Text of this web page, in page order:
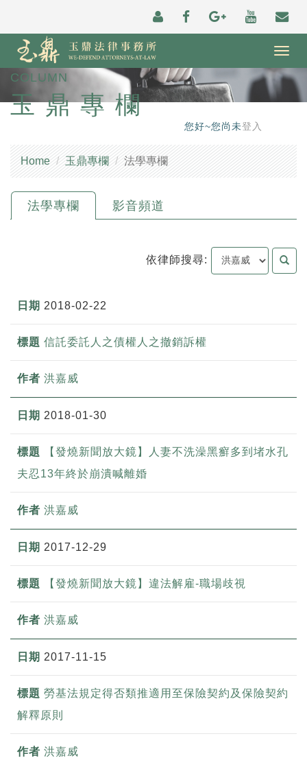
COLUMN
玉鼎專欄
您好~您尚未登入
Home 玉鼎專欄 法學專欄
法學專欄 影音頻道
依律師搜尋:
2018-02-22
信託委託人之債權人之撤銷訴權
洪嘉威
2018-01-30
【發燒新聞放大鏡】人妻不洗澡黑癬多到堵水孔
夫忍13年終於崩潰喊離婚
洪嘉威
2017-12-29
【發燒新聞放大鏡】違法解雇-職場歧視
洪嘉威
2017-11-15
勞基法規定得否類推適用至保險契約及保險契約
解釋原則
洪嘉威